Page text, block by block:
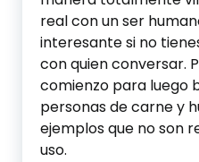
real con un ser
interesante si no
con quien conversar.
comienzo para luego
personas de carne y
ejemplos que no son
uso.